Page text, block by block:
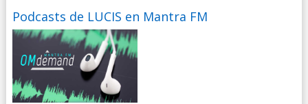
Podcasts de LUCIS en Mantra FM